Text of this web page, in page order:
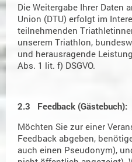
Die Weitergabe Ihrer Daten
Union (DTU) erfolgt im
teilnehmenden
unserem Triathlon,
und herausragende
Abs. 1 lit. f) DSGVO.
2.3 Feedback (Gästebuch):
Möchten Sie zur einer
Feedback abgeben,
auch einen Pseudonym),